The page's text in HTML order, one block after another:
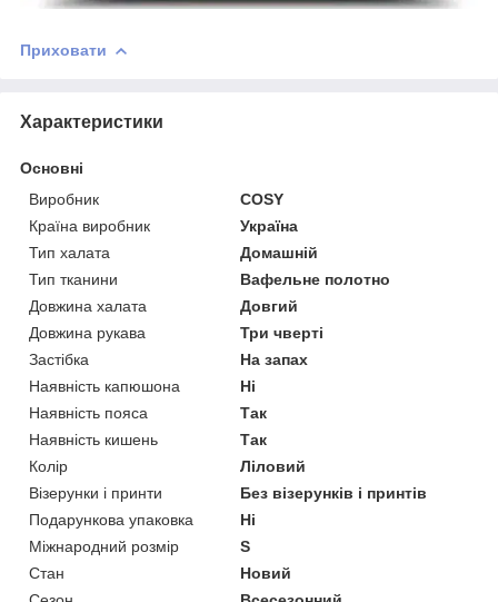
Приховати
Характеристики
Основні
Виробник
COSY
Країна виробник
Україна
Тип халата
Домашній
Тип тканини
Вафельне полотно
Довжина халата
Довгий
Довжина рукава
Три чверті
Застібка
На запах
Наявність капюшона
Ні
Наявність пояса
Так
Наявність кишень
Так
Колір
Ліловий
Візерунки і принти
Без візерунків і принтів
Подарункова упаковка
Ні
Міжнародний розмір
S
Стан
Новий